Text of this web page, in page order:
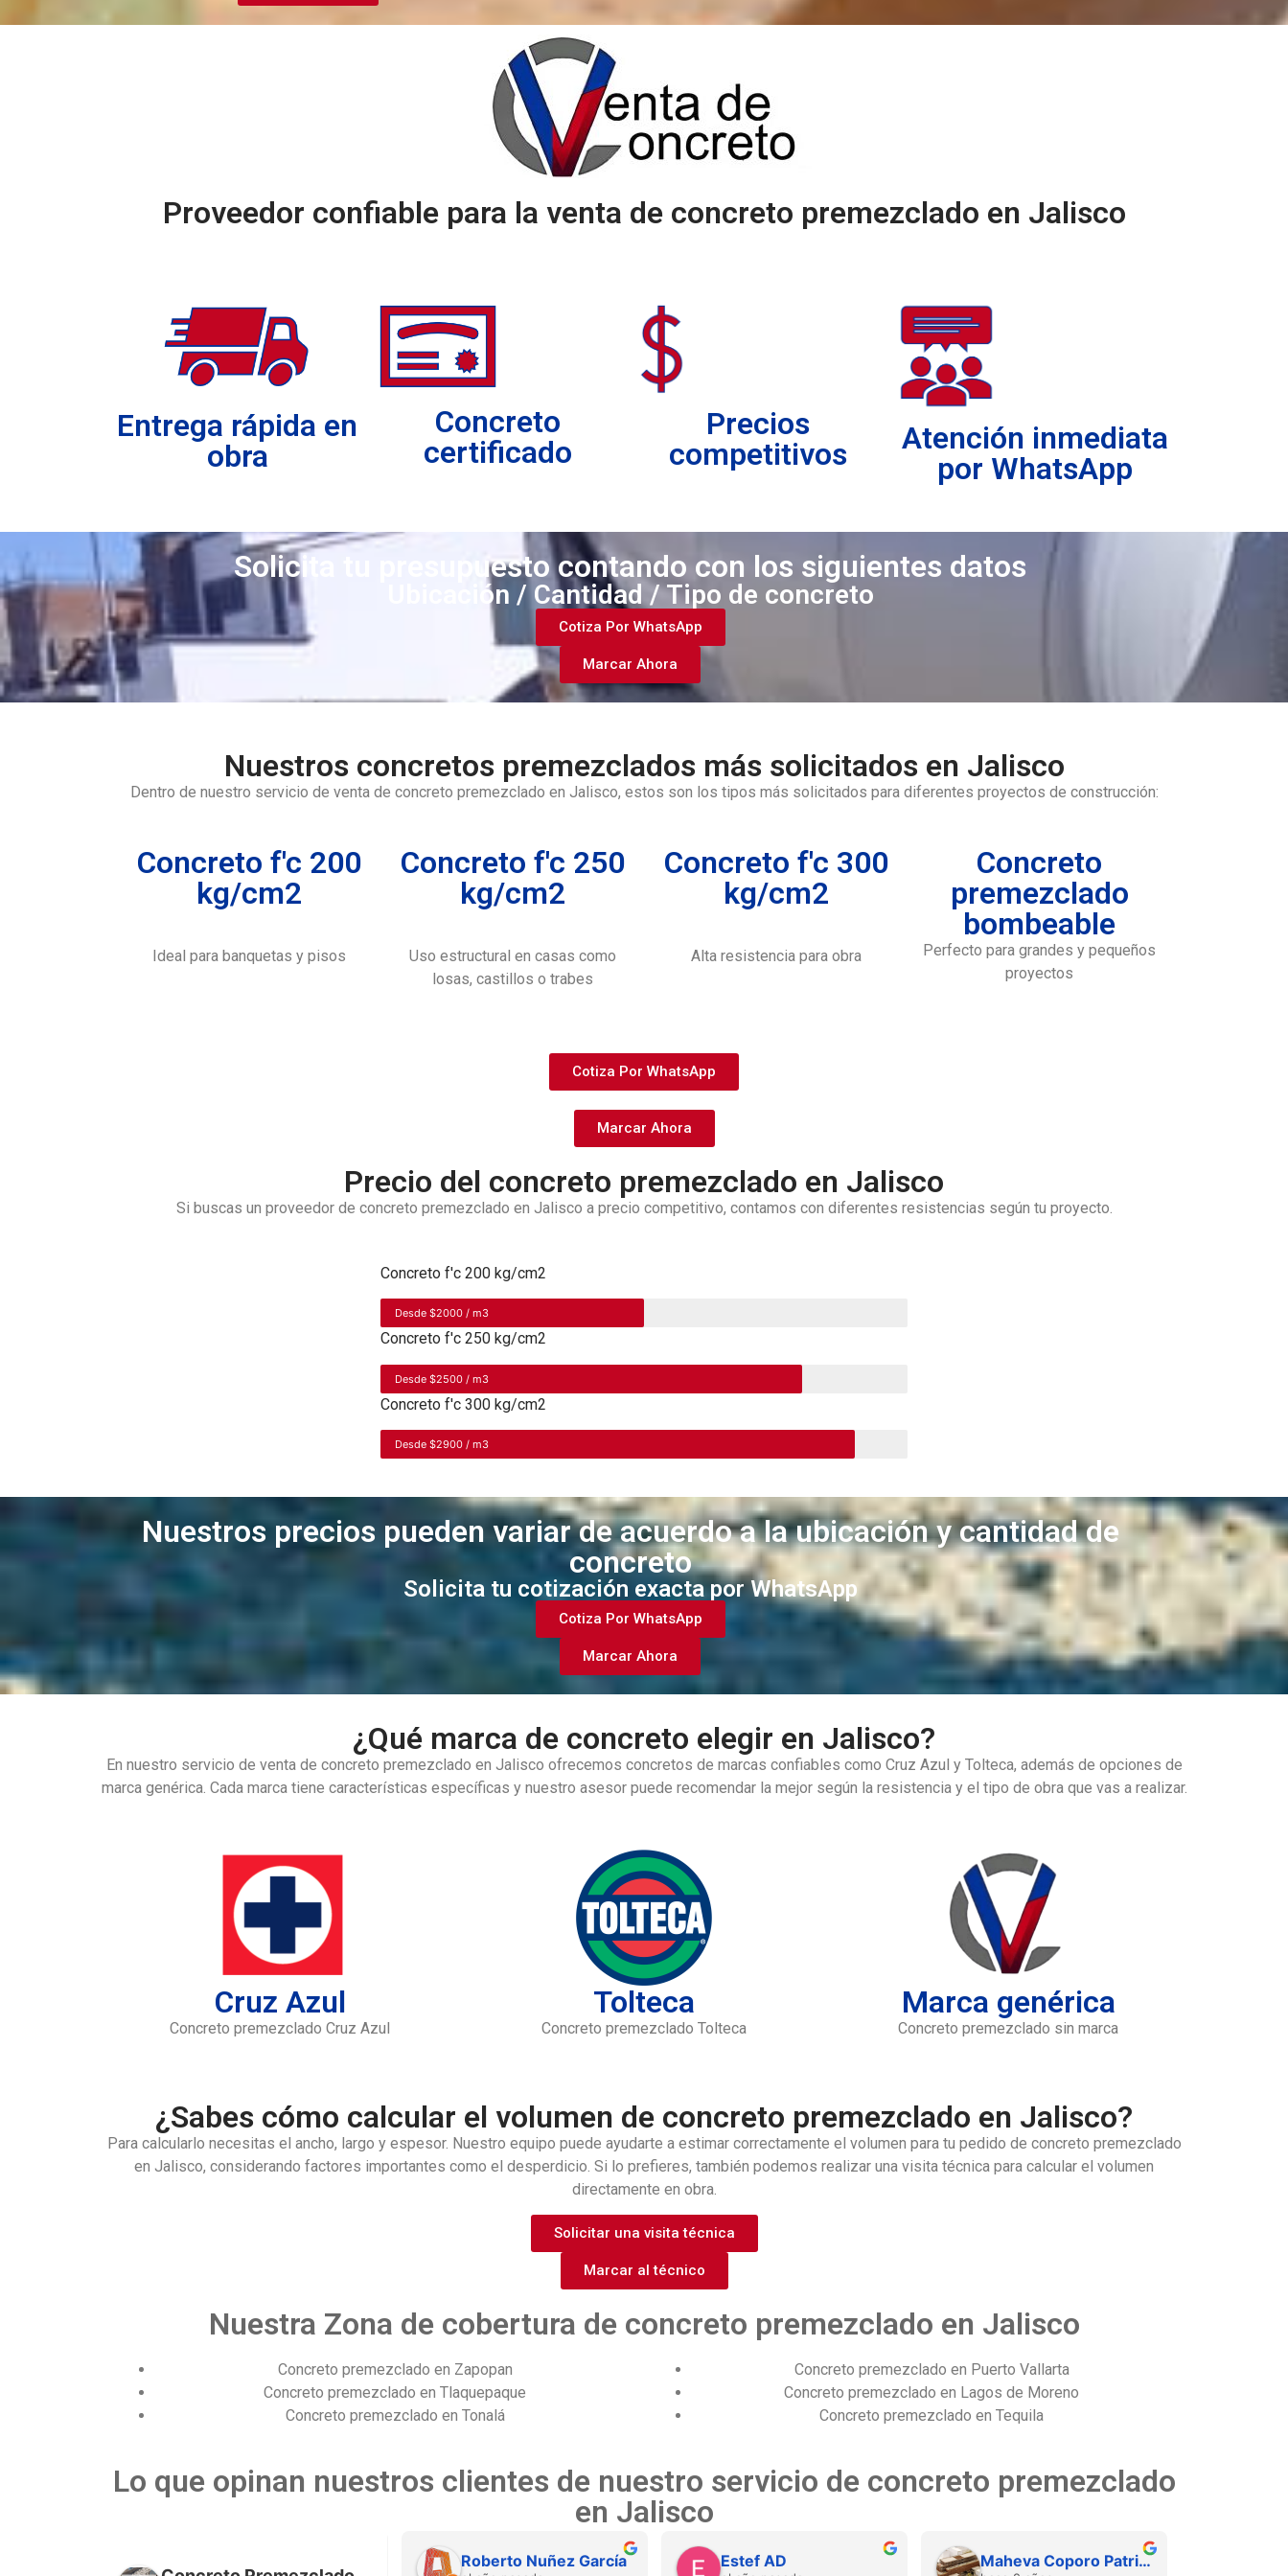
Proveedor confiable para la venta de concreto premezclado en Jalisco
Entrega rápida en
obra
Concreto
certificado
Precios
competitivos
Atención inmediata
por WhatsApp
Solicita tu presupuesto contando con los siguientes datos
Ubicación / Cantidad / Tipo de concreto
Cotiza Por WhatsApp
Marcar Ahora
Nuestros concretos premezclados más solicitados en Jalisco
Dentro de nuestro servicio de venta de concreto premezclado en Jalisco, estos son los tipos más solicitados para diferentes proyectos de construcción:
Concreto f'c 200
kg/cm2
Ideal para banquetas y pisos
Concreto f'c 250
kg/cm2
Uso estructural en casas como
losas, castillos o trabes
Concreto f'c 300
kg/cm2
Alta resistencia para obra
Concreto
premezclado
bombeable
Perfecto para grandes y pequeños
proyectos
Cotiza Por WhatsApp
Marcar Ahora
Precio del concreto premezclado en Jalisco
Si buscas un proveedor de concreto premezclado en Jalisco a precio competitivo, contamos con diferentes resistencias según tu proyecto.
Concreto f'c 200 kg/cm2
Desde $2000 / m3
Concreto f'c 250 kg/cm2
Desde $2500 / m3
Concreto f'c 300 kg/cm2
Desde $2900 / m3
Nuestros precios pueden variar de acuerdo a la ubicación y cantidad de
concreto
Solicita tu cotización exacta por WhatsApp
Cotiza Por WhatsApp
Marcar Ahora
¿Qué marca de concreto elegir en Jalisco?
En nuestro servicio de venta de concreto premezclado en Jalisco ofrecemos concretos de marcas confiables como Cruz Azul y Tolteca, además de opciones de
marca genérica. Cada marca tiene características específicas y nuestro asesor puede recomendar la mejor según la resistencia y el tipo de obra que vas a realizar.
Cruz Azul
Concreto premezclado Cruz Azul
Tolteca
Concreto premezclado Tolteca
Marca genérica
Concreto premezclado sin marca
¿Sabes cómo calcular el volumen de concreto premezclado en Jalisco?
Para calcularlo necesitas el ancho, largo y espesor. Nuestro equipo puede ayudarte a estimar correctamente el volumen para tu pedido de concreto premezclado
en Jalisco, considerando factores importantes como el desperdicio. Si lo prefieres, también podemos realizar una visita técnica para calcular el volumen
directamente en obra.
Solicitar una visita técnica
Marcar al técnico
Nuestra Zona de cobertura de concreto premezclado en Jalisco
Concreto premezclado en Zapopan
Concreto premezclado en Tlaquepaque
Concreto premezclado en Tonalá
Concreto premezclado en Puerto Vallarta
Concreto premezclado en Lagos de Moreno
Concreto premezclado en Tequila
Lo que opinan nuestros clientes de nuestro servicio de concreto premezclado
en Jalisco
Roberto Nuñez García Estef AD Maheva Coporo Patricio